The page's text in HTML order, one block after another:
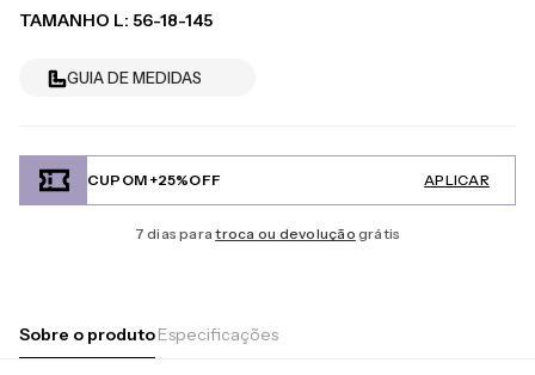
TAMANHO L: 56-18-145
GUIA DE MEDIDAS
CUPOM +25%OFF APLICAR
7 dias paratroca ou devolução grátis
Sobre o produtoEspecificações